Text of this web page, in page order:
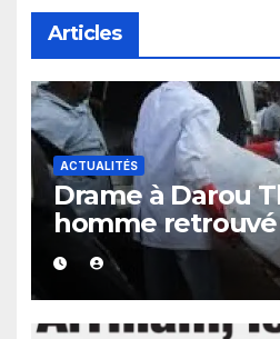
Articles
ACTUALITÉS
Drame à Darou
homme retrouvé
présence de
alimente les
investigations.